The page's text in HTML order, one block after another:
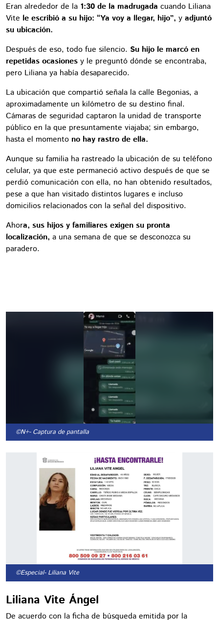
Eran alrededor de la 1:30 de la madrugada cuando Liliana
Vite le escribió a su hijo: “Ya voy a llegar, hijo”, y adjuntó
su ubicación.
Después de eso, todo fue silencio. Su hijo le marcó en
repetidas ocasiones y le preguntó dónde se encontraba,
pero Liliana ya había desaparecido.
La ubicación que compartió señala la calle Begonias, a
aproximadamente un kilómetro de su destino final.
Cámaras de seguridad captaron la unidad de transporte
público en la que presuntamente viajaba; sin embargo,
hasta el momento no hay rastro de ella.
Aunque su familia ha rastreado la ubicación de su teléfono
celular, ya que este permaneció activo después de que se
perdió comunicación con ella, no han obtenido resultados,
pese a que han visitado distintos lugares e incluso
domicilios relacionados con la señal del dispositivo.
Ahora, sus hijos y familiares exigen su pronta
localización, a una semana de que se desconozca su
paradero.
©N+- Captura de pantalla
©Especial- Liliana Vite
Liliana Vite Ángel
De acuerdo con la ficha de búsqueda emitida por la